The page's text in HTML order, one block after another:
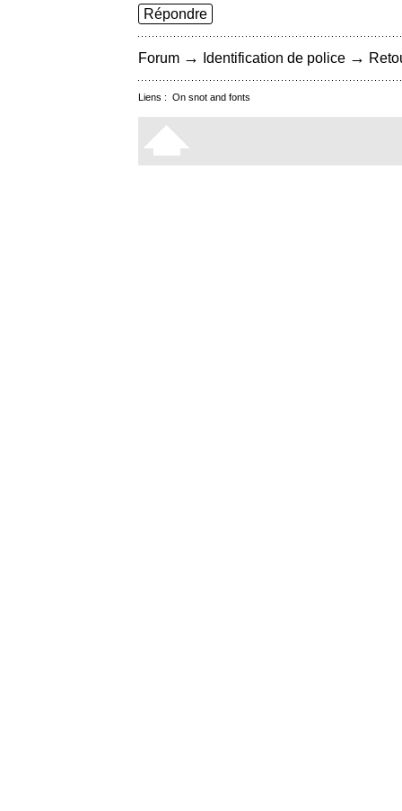
Répondre
Forum → Identification de police →
Liens : On snot and fonts